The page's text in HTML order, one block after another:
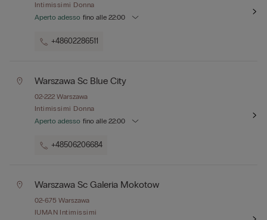
Intimissimi Donna
Aperto adesso fino alle 22:00
+48602286511
Warszawa Sc Blue City
02-222 Warszawa
Intimissimi Donna
Aperto adesso fino alle 22:00
+48506206684
Warszawa Sc Galeria Mokotow
02-675 Warszawa
IUMAN Intimissimi